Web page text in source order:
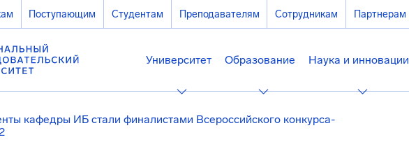
Поступающим Студентам Преподавателям Сотрудникам Партнерам
Университет Образование Наука и инновации
кафедры ИБ стали финалистами Всероссийского конкурса-